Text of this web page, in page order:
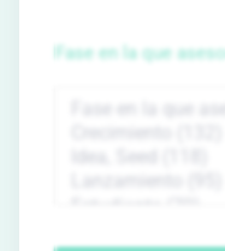
Fase en la que